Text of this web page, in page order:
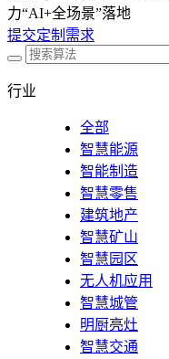
力“AI+全场景”落地
提交定制需求
行业
全部
智慧能源
智能制造
智慧零售
建筑地产
智慧矿山
智慧园区
无人机应用
智慧城管
明厨亮灶
智慧交通